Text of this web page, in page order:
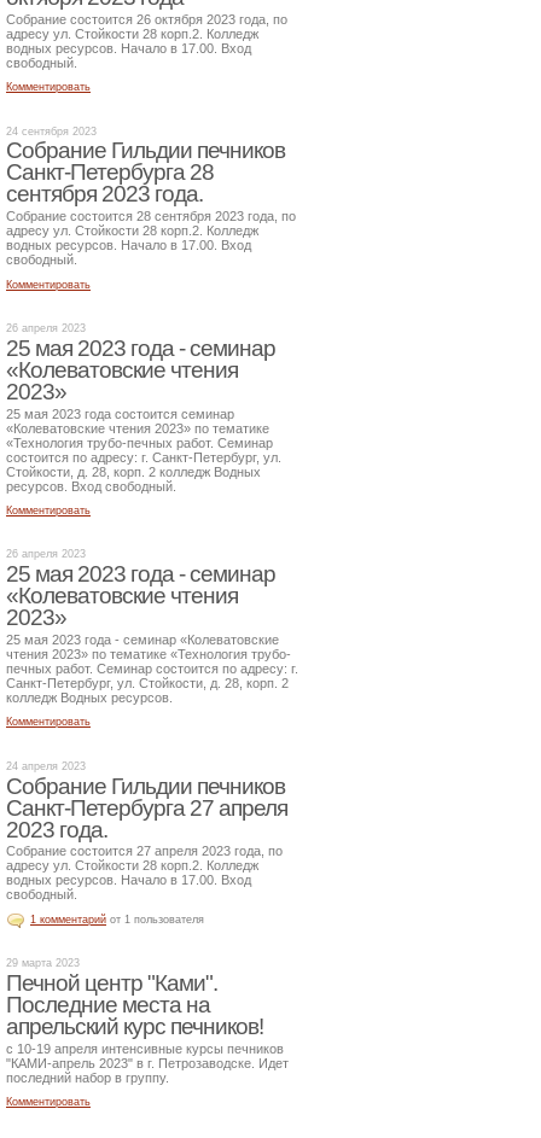
Собрание состоится 26 октября 2023 года, по
адресу ул. Стойкости 28 корп.2. Колледж
водных ресурсов. Начало в 17.00. Вход
свободный.
Комментировать
24 сентября 2023
Собрание Гильдии печников
Санкт-Петербурга 28
сентября 2023 года.
Собрание состоится 28 сентября 2023 года, по
адресу ул. Стойкости 28 корп.2. Колледж
водных ресурсов. Начало в 17.00. Вход
свободный.
Комментировать
26 апреля 2023
25 мая 2023 года - семинар
«Колеватовские чтения
2023»
25 мая 2023 года состоится семинар
«Колеватовские чтения 2023» по тематике
«Технология трубо-печных работ. Семинар
состоится по адресу: г. Санкт-Петербург, ул.
Стойкости, д. 28, корп. 2 колледж Водных
ресурсов. Вход свободный.
Комментировать
26 апреля 2023
25 мая 2023 года - семинар
«Колеватовские чтения
2023»
25 мая 2023 года - семинар «Колеватовские
чтения 2023» по тематике «Технология трубо-
печных работ. Семинар состоится по адресу: г.
Санкт-Петербург, ул. Стойкости, д. 28, корп. 2
колледж Водных ресурсов.
Комментировать
24 апреля 2023
Собрание Гильдии печников
Санкт-Петербурга 27 апреля
2023 года.
Собрание состоится 27 апреля 2023 года, по
адресу ул. Стойкости 28 корп.2. Колледж
водных ресурсов. Начало в 17.00. Вход
свободный.
1 комментарий от 1 пользователя
29 марта 2023
Печной центр "Ками".
Последние места на
апрельский курс печников!
с 10-19 апреля интенсивные курсы печников
"КАМИ-апрель 2023" в г. Петрозаводске. Идет
последний набор в группу.
Комментировать